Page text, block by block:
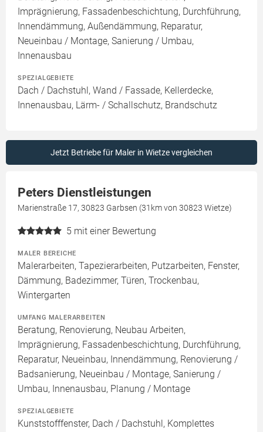
Imprägnierung, Fassadenbeschichtung, Durchführung,
Innendämmung, Außendämmung, Reparatur,
Neueinbau / Montage, Sanierung / Umbau,
Innenausbau
SPEZIALGEBIETE
Dach / Dachstuhl, Wand / Fassade, Kellerdecke,
Innenausbau, Lärm- / Schallschutz, Brandschutz
Jetzt Betriebe für Maler in Wietze vergleichen
Peters Dienstleistungen
Marienstraße 17, 30823 Garbsen (31km von 30823 Wietze)
5 mit einer Bewertung
MALER BEREICHE
Malerarbeiten, Tapezierarbeiten, Putzarbeiten, Fenster,
Dämmung, Badezimmer, Türen, Trockenbau,
Wintergarten
UMFANG MALERARBEITEN
Beratung, Renovierung, Neubau Arbeiten,
Imprägnierung, Fassadenbeschichtung, Durchführung,
Reparatur, Neueinbau, Innendämmung, Renovierung /
Badsanierung, Neueinbau / Montage, Sanierung /
Umbau, Innenausbau, Planung / Montage
SPEZIALGEBIETE
Kunststofffenster, Dach / Dachstuhl, Komplettes